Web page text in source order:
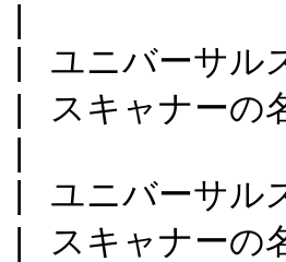
| ユニバーサ
| スキャナーの
| ユニバーサ
| スキャナーの